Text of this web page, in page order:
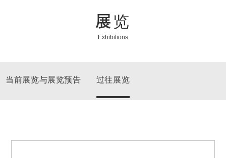
展览
Exhibitions
当前展览与展览预告 过往展览